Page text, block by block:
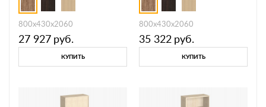
800х430х2060
27 927 руб.
КУПИТЬ
800х430х2060
35 322 руб.
КУПИТЬ